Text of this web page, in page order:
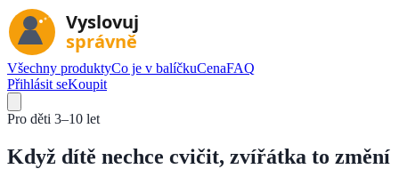
Všechny produktyCo je v balíčkuCenaFAQ
Přihlásit seKoupit
Pro děti 3–10 let
Když dítě nechce cvičit, zvířátka to změní